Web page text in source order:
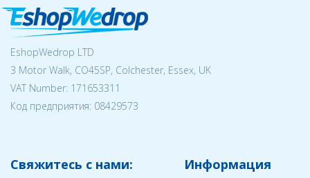
EshopWedrop LTD
3 Motor Walk, CO45SP, Colchester, Essex, UK
VAT Number: 171653311
Код предприятия: 08429573
Свяжитесь с нами: Информация